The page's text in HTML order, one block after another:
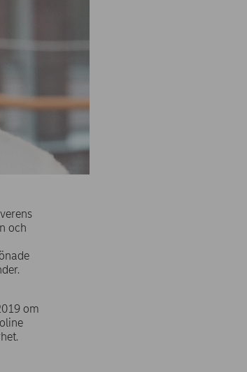
och
om